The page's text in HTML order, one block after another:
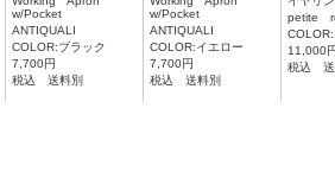
w/Pocket
ANTIQUALI
COLOR:ブラック
7,700円
税込 送料別
w/Pocket
ANTIQUALI
COLOR:イエロー
7,700円
税込 送料別
petite
11,000
税込 送